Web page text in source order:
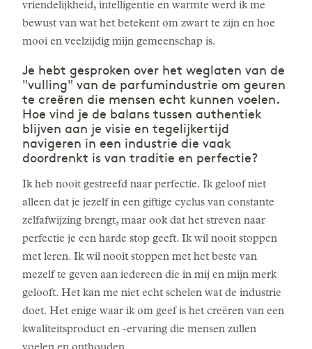
vriendelijkheid, intelligentie en warmte werd ik me
bewust van wat het betekent om zwart te zijn en hoe
mooi en veelzijdig mijn gemeenschap is.
Je hebt gesproken over het weglaten van de
"vulling" van de parfumindustrie om geuren
te creëren die mensen echt kunnen voelen.
Hoe vind je de balans tussen authentiek
blijven aan je visie en tegelijkertijd
navigeren in een industrie die vaak
doordrenkt is van traditie en perfectie?
Ik heb nooit gestreefd naar perfectie. Ik geloof niet
alleen dat je jezelf in een giftige cyclus van constante
zelfafwijzing brengt, maar ook dat het streven naar
perfectie je een harde stop geeft. Ik wil nooit stoppen
met leren. Ik wil nooit stoppen met het beste van
mezelf te geven aan iedereen die in mij en mijn merk
gelooft. Het kan me niet echt schelen wat de industrie
doet. Het enige waar ik om geef is het creëren van een
kwaliteitsproduct en -ervaring die mensen zullen